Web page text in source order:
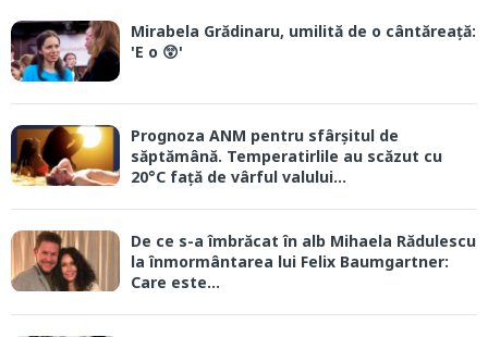
Mirabela Grădinaru, umilită de o cântăreață:
'E o 😲'
Prognoza ANM pentru sfârșitul de
săptămână. Temperatirlile au scăzut cu
20°C față de vârful valului...
De ce s-a îmbrăcat în alb Mihaela Rădulescu
la înmormântarea lui Felix Baumgartner:
Care este...